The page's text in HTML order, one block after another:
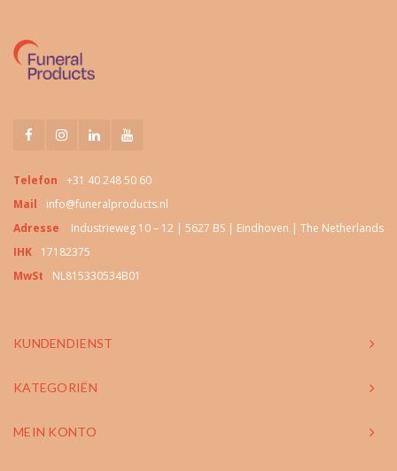
Telefon
+31 40 248 50 60
Mail
info@funeralproducts.nl
Adresse
Industrieweg 10 – 12 | 5627 BS | Eindhoven | The Netherlands
IHK
17182375
MwSt
NL815330534B01
KUNDENDIENST
KATEGORIËN
MEIN KONTO